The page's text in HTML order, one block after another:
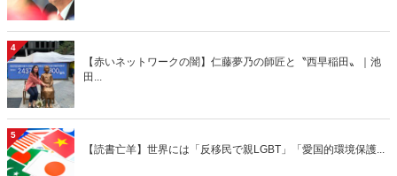
4
【赤いネットワークの闇】仁藤夢乃の師匠と〝西早稲田〟｜池
田...
5
【読書亡羊】世界には「反移民で親LGBT」「愛国的環境保護...